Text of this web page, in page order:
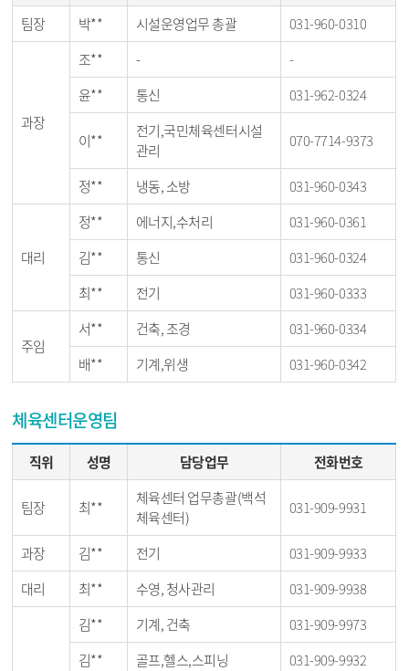
팀장 박** 시설운영업무 총괄 031-960-0310
과장
조** -
-
윤**
통신 031-962-0324
이**
전기,국민체육센터시설
관리
070-7714-9373
정** 냉동, 소방 031-960-0343
대리
정** 에너지,수처리
031-960-0361
김**
통신
031-960-0324
최**
전기 031-960-0333
주임
서** 건축, 조경
031-960-0334
배**
기계,위생 031-960-0342
체육센터운영팀
직위 성명 담당업무 전화번호
팀장 최**
체육센터 업무총괄(백석
체육센터)
031-909-9931
과장 김** 전기
031-909-9933
대리
최** 수영, 청사관리 031-909-9938
김** 기계, 건축
031-909-9973
김**
골프,헬스,스피닝
031-909-9932